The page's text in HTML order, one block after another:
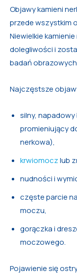
Objawy kamieni
przede wszystkim
Niewielkie
dolegliwości i
badań
Najczęstsze
silny,
promieniujący
nerkowa),
krwiomoczlub
nudności i
częste parcie
moczu,
gorączka i
moczowego.
Pojawienie się